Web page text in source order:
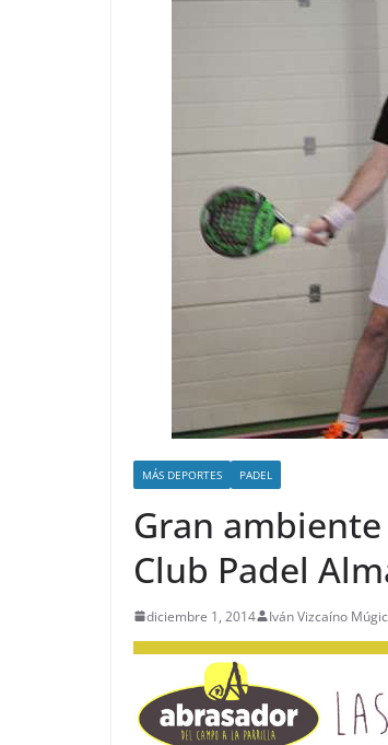
MÁS DEPORTES PADEL
Gran
Club Padel
diciembre 1, 2014 Iván Vizcaíno